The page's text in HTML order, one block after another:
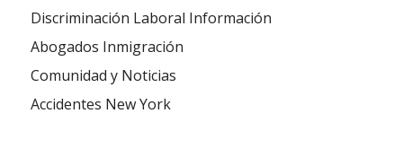
Discriminación Laboral Información
Abogados Inmigración
Comunidad y Noticias
Accidentes New York